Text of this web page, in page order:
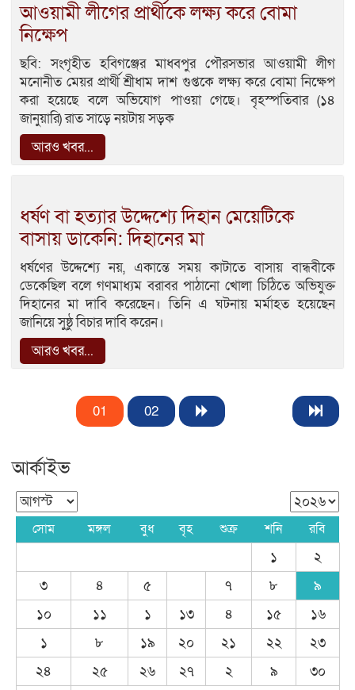
আওয়ামী লীগের প্রার্থীকে লক্ষ্য করে বোমা
নিক্ষেপ
ছবি: সংগৃহীত হবিগঞ্জের মাধবপুর পৌরসভার আওয়ামী লীগ
মনোনীত মেয়র প্রার্থী শ্রীধাম দাশ গুপ্তকে লক্ষ্য করে বোমা নিক্ষেপ
করা হয়েছে বলে অভিযোগ পাওয়া গেছে। বৃহস্পতিবার (১৪
জানুয়ারি) রাত সাড়ে নয়টায় সড়ক
আরও খবর...
ধর্ষণ বা হত্যার উদ্দেশ্যে দিহান মেয়েটিকে
বাসায় ডাকেনি: দিহানের মা
ধর্ষণের উদ্দেশ্যে নয়, একান্তে সময় কাটাতে বাসায় বান্ধবীকে
ডেকেছিল বলে গণমাধ্যম বরাবর পাঠানো খোলা চিঠিতে অভিযুক্ত
দিহানের মা দাবি করেছেন। তিনি এ ঘটনায় মর্মাহত হয়েছেন
জানিয়ে সুষ্ঠু বিচার দাবি করেন।
আরও খবর...
01 02
আর্কাইভ
সোম মঙ্গল বুধ বৃহ শুক্র শনি রবি
১
২
৩
৪ ৫ ৭ ৮
৯
১০
১১ ১ ১৩ ৪ ১৫
১৬
১
৮ ১৯ ২০ ২১ ২২
২৩
২৪
২৫ ২৬ ২৭ ২ ৯
৩০